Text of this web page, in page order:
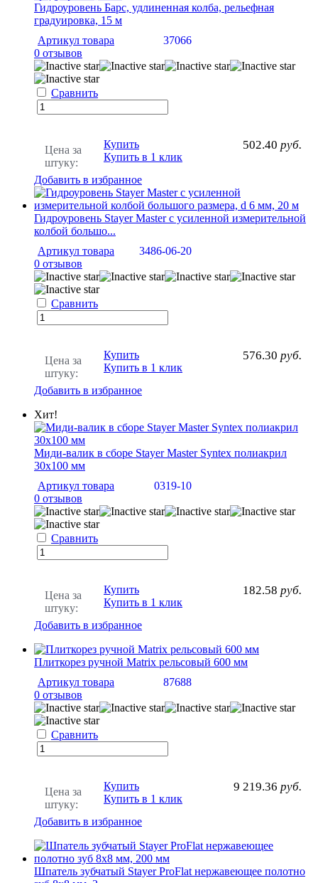
Гидроуровень Барс, удлиненная колба, рельефная
градуировка, 15 м
Артикул товара
37066
0 отзывов
Сравнить
Цена за
штуку:
502.40 руб.
Купить
Купить в 1 клик
Добавить в избранное
Гидроуровень Stayer Master с усиленной измерительной
колбой большо...
Артикул товара
3486-06-20
0 отзывов
Сравнить
Цена за
штуку:
576.30 руб.
Купить
Купить в 1 клик
Добавить в избранное
Хит!
Миди-валик в сборе Stayer Master Syntex полиакрил
30х100 мм
Артикул товара
0319-10
0 отзывов
Сравнить
Цена за
штуку:
182.58 руб.
Купить
Купить в 1 клик
Добавить в избранное
Плиткорез ручной Matrix рельсовый 600 мм
Артикул товара
87688
0 отзывов
Сравнить
Цена за
штуку:
9 219.36 руб.
Купить
Купить в 1 клик
Добавить в избранное
Шпатель зубчатый Stayer ProFlat нержавеющее полотно